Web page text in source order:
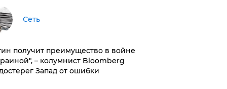
Сеть
получит преимущество в войне
– колумнист Bloomberg
Запад от ошибки